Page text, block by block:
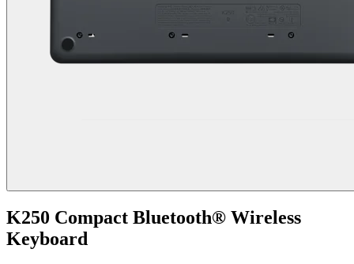
K250 Compact Bluetooth® Wireless
Keyboard